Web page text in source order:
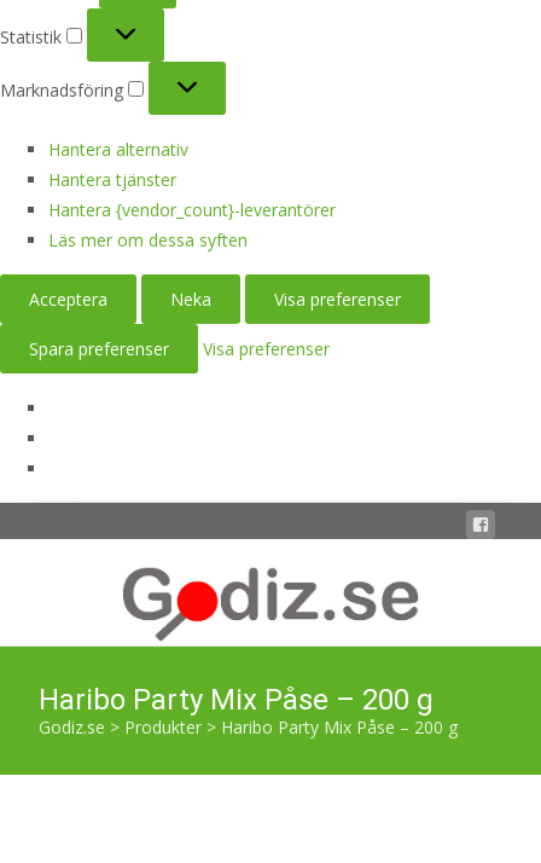
Statistik
Marknadsföring
Hantera alternativ
Hantera tjänster
Hantera {vendor_count}-leverantörer
Läs mer om dessa syften
Acceptera Neka Visa preferenser
Spara preferenser Visa preferenser
Haribo Party Mix Påse – 200 g
Godiz.se > Produkter > Haribo Party Mix Påse – 200 g